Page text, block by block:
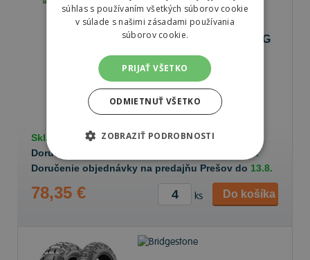
Bridgestone TRAIL WING
TW301
80/100 -21 51 P
Predné/Zadné
Skladom v e-shope8 ks
Doručenie objednávky k Vám na adresu do
13.8.
Doručenie objednávky na predajňu Prešov do 13.8.
78,35 € ks Do košíka
súhlas s používaním všetkých súborov cookie
v súlade s našimi zásadami používania
súborov cookie.
PRIJAŤ VŠETKO
ODMIETNUŤ VŠETKO
ZOBRAZIŤ PODROBNOSTI